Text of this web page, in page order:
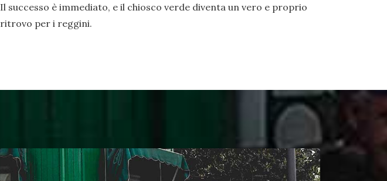
Il successo è immediato, e il chiosco verde diventa un vero e proprio
ritrovo per i reggini.